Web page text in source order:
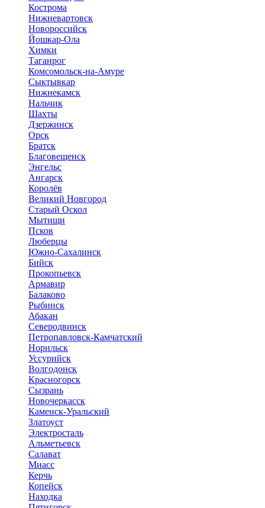
Кострома
Нижневартовск
Новороссийск
Йошкар-Ола
Химки
Таганрог
Комсомольск-на-Амуре
Сыктывкар
Нижнекамск
Нальчик
Шахты
Дзержинск
Орск
Братск
Благовещенск
Энгельс
Ангарск
Королёв
Великий Новгород
Старый Оскол
Мытищи
Псков
Люберцы
Южно-Сахалинск
Бийск
Прокопьевск
Армавир
Балаково
Рыбинск
Абакан
Северодвинск
Петропавловск-Камчатский
Норильск
Уссурийск
Волгодонск
Красногорск
Сызрань
Новочеркасск
Каменск-Уральский
Златоуст
Электросталь
Альметьевск
Салават
Миасс
Керчь
Копейск
Находка